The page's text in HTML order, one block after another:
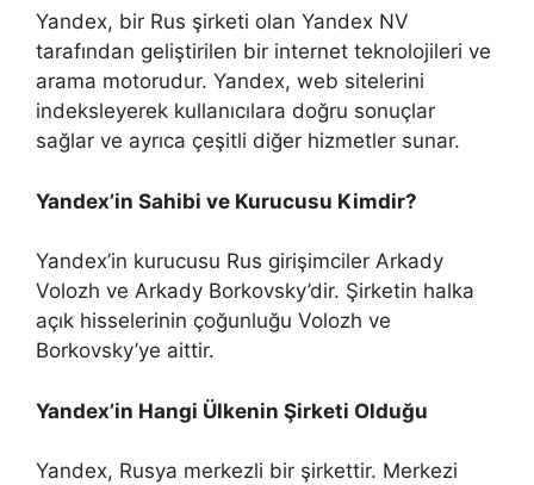
Yandex, bir Rus şirketi olan Yandex NV
tarafından geliştirilen bir internet teknolojileri ve
arama motorudur. Yandex, web sitelerini
indeksleyerek kullanıcılara doğru sonuçlar
sağlar ve ayrıca çeşitli diğer hizmetler sunar.
Yandex’in Sahibi ve Kurucusu Kimdir?
Yandex’in kurucusu Rus girişimciler Arkady
Volozh ve Arkady Borkovsky’dir. Şirketin halka
açık hisselerinin çoğunluğu Volozh ve
Borkovsky’ye aittir.
Yandex’in Hangi Ülkenin Şirketi Olduğu
Yandex, Rusya merkezli bir şirkettir. Merkezi